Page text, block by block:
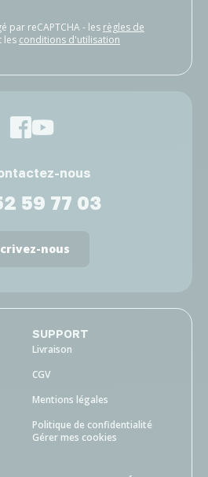
par reCAPTCHA - les règles de
les conditions d'utilisation
nous
59 77 03
nous
SUPPORT
Livraison
CGV
Mentions légales
Politique de confidentialité
Gérer mes cookies